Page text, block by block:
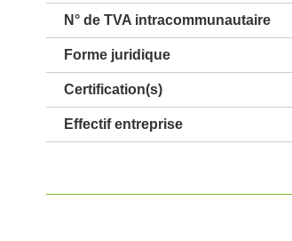
N° de TVA intracommunautaire
Forme juridique
Certification(s)
Effectif entreprise